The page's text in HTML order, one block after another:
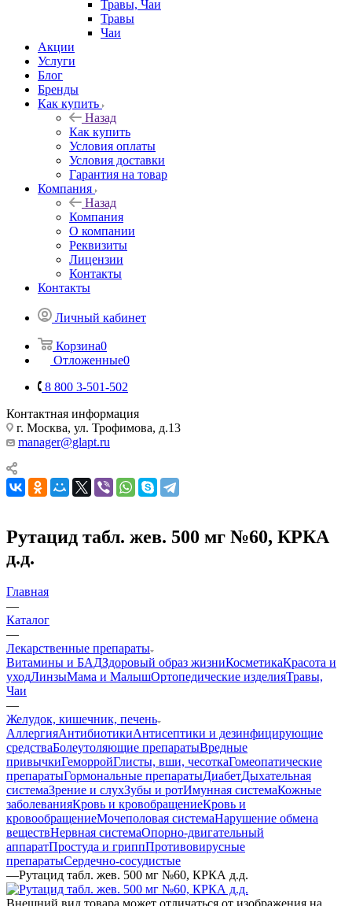
Травы, Чаи
Травы
Чаи
Акции
Услуги
Блог
Бренды
Как купить
Назад
Как купить
Условия оплаты
Условия доставки
Гарантия на товар
Компания
Назад
Компания
О компании
Реквизиты
Лицензии
Контакты
Контакты
Личный кабинет
Корзина0
Отложенные0
8 800 3-501-502
Контактная информация
г. Москва, ул. Трофимова, д.13
manager@glapt.ru
Рутацид табл. жев. 500 мг №60, КРКА
д.д.
Главная
—
Каталог
—
Лекарственные препараты
Витамины и БАДЗдоровый образ жизниКосметикаКрасота и
уходЛинзыМама и МалышОртопедические изделияТравы,
Чаи
—
Желудок, кишечник, печень
АллергияАнтибиотикиАнтисептики и дезинфицирующие
средстваБолеутоляющие препаратыВредные
привычкиГеморройГлисты, вши, чесоткаГомеопатические
препаратыГормональные препаратыДиабетДыхательная
системаЗрение и слухЗубы и ротИмунная системаКожные
заболеванияКровь и кровобращениеКровь и
кровообращениеМочеполовая системаНарушение обмена
веществНервная системаОпорно-двигательный
аппаратПростуда и гриппПротивовирусные
препаратыСердечно-сосудистые
—Рутацид табл. жев. 500 мг №60, КРКА д.д.
Внешний вид товара может отличаться от изображения на